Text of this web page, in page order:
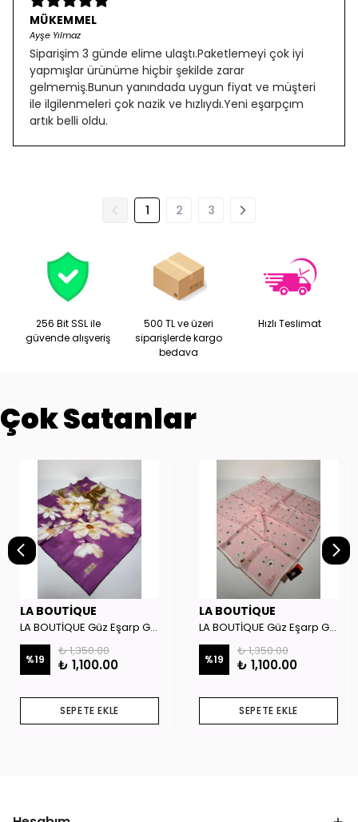
MÜKEMMEL
Ayşe Yılmaz
Siparişim 3 günde elime ulaştı.Paketlemeyi çok iyi
yapmışlar ürünüme hiçbir şekilde zarar
gelmemiş.Bunun yanındada uygun fiyat ve müşteri
ile ilgilenmeleri çok nazik ve hızlıydı.Yeni eşarpçım
artık belli oldu.
1 2 3
256 Bit SSL ile
güvende alışveriş
500 TL ve üzeri
siparişlerde kargo
bedava
Hızlı Teslimat
Çok Satanlar
LA BOUTİQUE
LA BOUTİQUE Güz Eşarp GYSE262908
%19
₺ 1,350.00
₺ 1,100.00
SEPETE EKLE
LA BOUTİQUE
LA BOUTİQUE Güz Eşarp GYSE130804
%19
₺ 1,350.00
₺ 1,100.00
SEPETE EKLE